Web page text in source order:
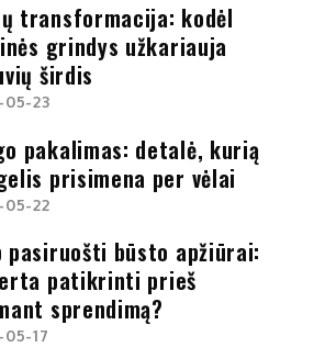
transformacija: kodėl
grindys užkariauja
širdis
05-23
pakalimas: detalė, kurią
prisimena per vėlai
05-22
pasiruošti būsto apžiūrai:
patikrinti prieš
sprendimą?
05-17